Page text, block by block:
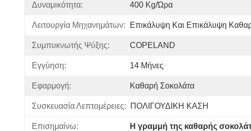
Δυναμικότητα: 400 Kg/ώρα
Λειτουργία Μηχανημάτων: Επικάλυψη Και Επικάλυψη
Συμπυκνωτής Ψύξης: COPELAND
Εγγύηση: 14 Μήνες
Εφαρμογή: Καθαρή Σοκολάτα
Συσκευασία Λεπτομέρειες: ΠΟΛΙΓΟΥΔΙΚΗ ΚΑΣΗ
Επισημαίνω: Η γραμμή της καθαρής